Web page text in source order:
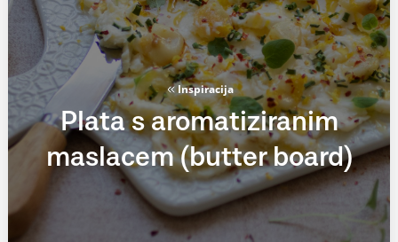
Inspiracija
Plata s aromatiziranim
maslacem (butter board)